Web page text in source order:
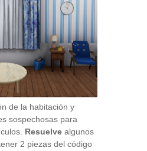
de la habitación y
sospechosas para
Resuelve algunos
2 piezas del código